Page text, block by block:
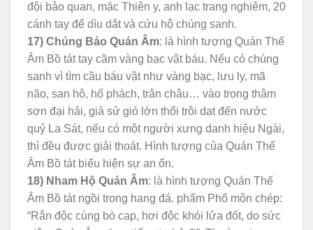
đội bảo quan, mặc Thiên y, anh lạc trang nghiêm, 20
cánh tay để dìu dắt và cứu hộ chúng sanh.
17) Chúng Bảo Quán Âm: là hình tượng Quán Thế
Âm Bồ tát tay cầm vàng bạc vật báu. Nếu có chúng
sanh vì tìm cầu báu vật như vàng bạc, lưu ly, mã
não, san hô, hổ phách, trân châu… vào trong thâm
sơn đại hải, giả sử gió lớn thổi trôi dạt đến nước
quỷ La Sát, nếu có một người xưng danh hiệu Ngài,
thì đều được giải thoát. Hình tượng của Quán Thế
Âm Bồ tát biểu hiện sự an ổn.
18) Nham Hộ Quán Âm: là hình tượng Quán Thế
Âm Bồ tát ngồi trong hang đá. phẩm Phổ môn chép:
“Rắn độc cùng bò cạp, hơi độc khói lửa đốt, do sức